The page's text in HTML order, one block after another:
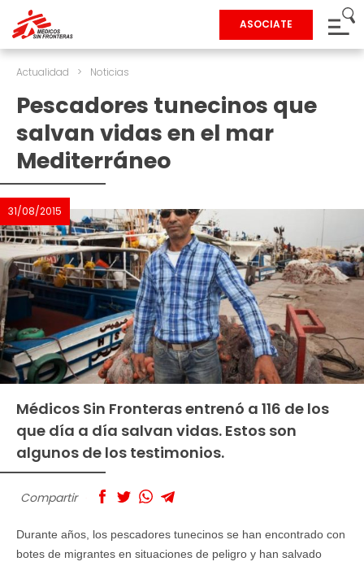
ASOCIATE
Actualidad > Noticias
Pescadores tunecinos que
salvan vidas en el mar
Mediterráneo
31/08/2015
Médicos Sin Fronteras entrenó a 116 de los
que día a día salvan vidas. Estos son
algunos de los testimonios.
Compartir
Durante años, los pescadores tunecinos se han encontrado con
botes de migrantes en situaciones de peligro y han salvado